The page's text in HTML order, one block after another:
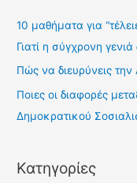
10 μαθήματα για
Γιατί η σύγχρονη
Πώς να διευρύνεις την
Ποιες οι διαφορές
Δημοκρατικού
Kατηγορίες